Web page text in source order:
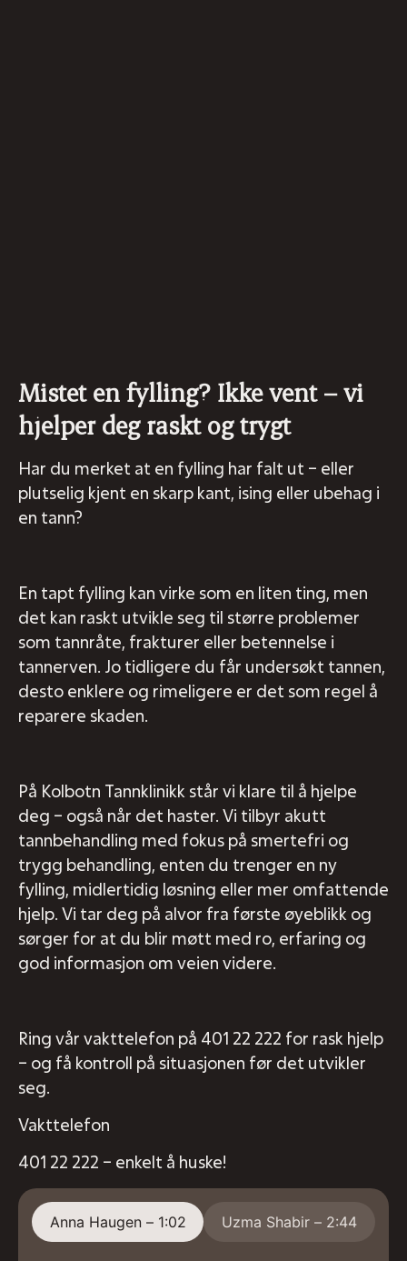
Mistet en fylling? Ikke vent – vi
hjelper deg raskt og trygt
Har du merket at en fylling har falt ut – eller
plutselig kjent en skarp kant, ising eller ubehag i
en tann?
En tapt fylling kan virke som en liten ting, men
det kan raskt utvikle seg til større problemer
som tannråte, frakturer eller betennelse i
tannerven. Jo tidligere du får undersøkt tannen,
desto enklere og rimeligere er det som regel å
reparere skaden.
På Kolbotn Tannklinikk står vi klare til å hjelpe
deg – også når det haster. Vi tilbyr akutt
tannbehandling med fokus på smertefri og
trygg behandling, enten du trenger en ny
fylling, midlertidig løsning eller mer omfattende
hjelp. Vi tar deg på alvor fra første øyeblikk og
sørger for at du blir møtt med ro, erfaring og
god informasjon om veien videre.
Ring vår vakttelefon på 401 22 222 for rask hjelp
– og få kontroll på situasjonen før det utvikler
seg.
Vakttelefon
401 22 222 – enkelt å huske!
Anna Haugen – 1:02 Uzma Shabir – 2:44